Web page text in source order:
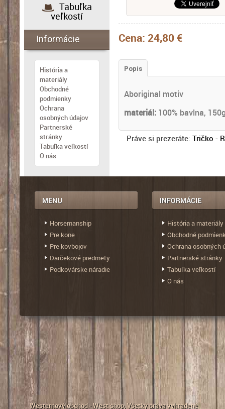
Cena: 24,80 €
Popis
Aboriginal motiv
materiál: 100% bavlna,
Práve si prezeráte:Tričko -
Tabuľka
veľkostí
Informácie
História a
materiály
Obchodné
podmienky
Ochrana
osobných údajov
Partnerské
stránky
Tabuľka veľkostí
O nás
Horsemanship
Pre kone
Pre kovbojov
Darčekové predmety
Podkovárske náradie
História a materiály
Obchodné
Ochrana osobných
Partnerské stránky
Tabuľka veľkostí
O nás
Westernový obchod - West shop, Všetky práva vyhradené